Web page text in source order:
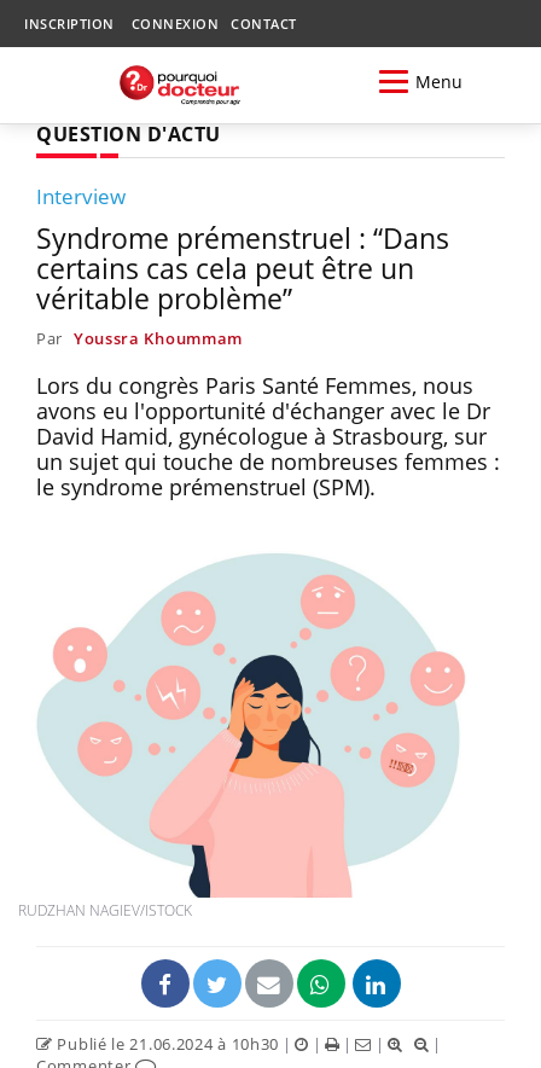
INSCRIPTION CONNEXION CONTACT
Menu
QUESTION D'ACTU
Interview
Syndrome prémenstruel : “Dans
certains cas cela peut être un
véritable problème”
Par Youssra Khoummam
Lors du congrès Paris Santé Femmes, nous
avons eu l'opportunité d'échanger avec le Dr
David Hamid, gynécologue à Strasbourg, sur
un sujet qui touche de nombreuses femmes :
le syndrome prémenstruel (SPM).
RUDZHAN NAGIEV/ISTOCK
Publié le 21.06.2024 à 10h30 | | | |
|